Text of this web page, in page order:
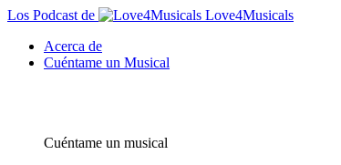
Los Podcast de
Love4Musicals
Acerca de
Cuéntame un Musical
Cuéntame un musical